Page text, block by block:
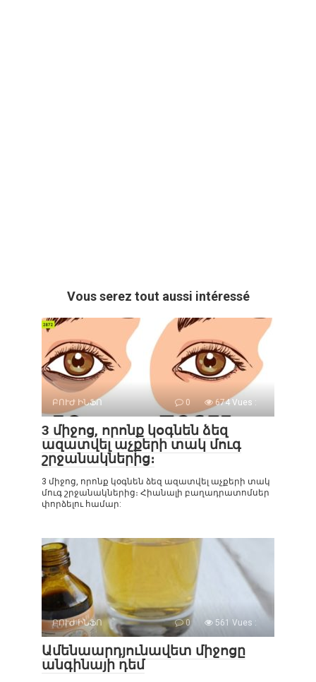
Vous serez tout aussi intéressé
ԲՈՒԺ ԻՆՖՈ 0 674 Vues :
3 միջոց, որոնք կօգնեն ձեզ
ազատվել աչքերի տակ մուգ
շրջանակներից։
3 միջոց, որոնք կօգնեն ձեզ ազատվել աչքերի տակ
մուգ շրջանակներից։ Հիանալի բաղադրատոմսեր
փորձելու համար:
ԲՈՒԺ ԻՆՖՈ 0 561 Vues :
Ամենաարդյունավետ միջոցը
անգինայի դեմ